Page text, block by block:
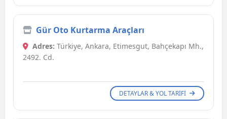
Gür Oto Kurtarma Araçları
Adres: Türkiye, Ankara, Etimesgut, Bahçekapı Mh.,
2492. Cd.
DETAYLAR & YOL TARIFI